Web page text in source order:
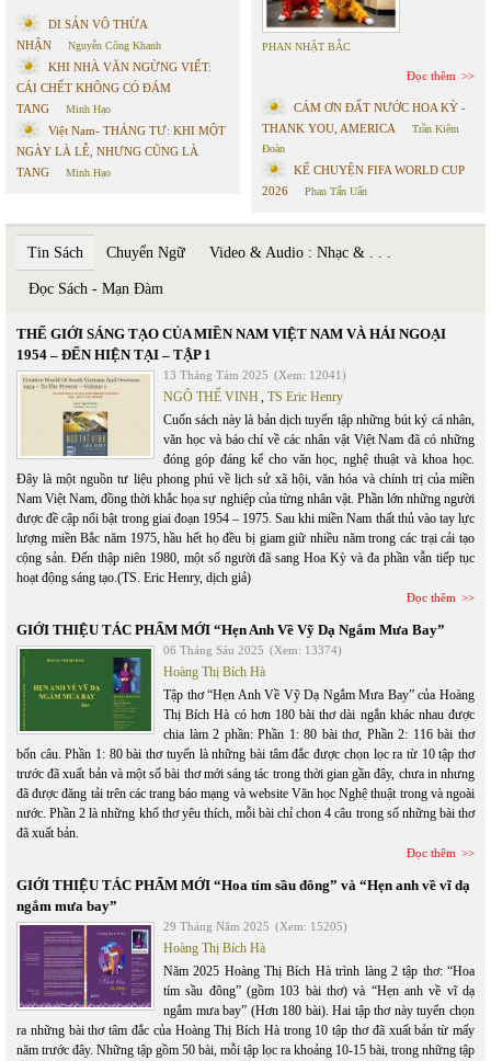
DI SẢN VÔ THỪA
NHẬN
Nguyễn Công Khanh
KHI NHÀ VĂN NGỪNG VIẾT:
CÁI CHẾT KHÔNG CÓ ĐÁM
TANG
Minh Hạo
Việt Nam- THÁNG TƯ: KHI MỘT
NGÀY LÀ LỄ, NHƯNG CŨNG LÀ
TANG
Minh Hạo
PHAN NHẬT BẮC
Đọc thêm
CÁM ƠN ĐẤT NƯỚC HOA KỲ -
THANK YOU, AMERICA
Trần Kiêm
Đoàn
KỂ CHUYỆN FIFA WORLD CUP
2026
Phan Tấn Uẩn
Tin Sách Chuyển Ngữ Video & Audio : Nhạc & . . .
Đọc Sách - Mạn Đàm
THẾ GIỚI SÁNG TẠO CỦA MIỀN NAM VIỆT NAM VÀ HẢI NGOẠI
1954 – ĐẾN HIỆN TẠI – TẬP 1
13 Tháng Tám 2025 (Xem: 12041)
NGÔ THẾ VINH, TS Eric Henry
Cuốn sách này là bản dịch tuyển tập những bút ký cá nhân,
văn học và báo chí về các nhân vật Việt Nam đã có những
đóng góp đáng kể cho văn học, nghệ thuật và khoa học.
Đây là một nguồn tư liệu phong phú về lịch sử xã hội, văn hóa và chính trị của miền
Nam Việt Nam, đồng thời khắc họa sự nghiệp của từng nhân vật. Phần lớn những người
được đề cập nổi bật trong giai đoạn 1954 – 1975. Sau khi miền Nam thất thủ vào tay lực
lượng miền Bắc năm 1975, hầu hết họ đều bị giam giữ nhiều năm trong các trại cải tạo
cộng sản. Đến thập niên 1980, một số người đã sang Hoa Kỳ và đa phần vẫn tiếp tục
hoạt động sáng tạo.(TS. Eric Henry, dịch giả)
Đọc thêm
GIỚI THIỆU TÁC PHẨM MỚI “Hẹn Anh Về Vỹ Dạ Ngắm Mưa Bay”
06 Tháng Sáu 2025 (Xem: 13374)
Hoàng Thị Bích Hà
Tập thơ “Hẹn Anh Về Vỹ Dạ Ngắm Mưa Bay” của Hoàng
Thị Bích Hà có hơn 180 bài thơ dài ngắn khác nhau được
chia làm 2 phần: Phần 1: 80 bài thơ, Phần 2: 116 bài thơ
bốn câu. Phần 1: 80 bài thơ tuyển là những bài tâm đắc được chọn lọc ra từ 10 tập thơ
trước đã xuất bản và một số bài thơ mới sáng tác trong thời gian gần đây, chưa in nhưng
đã được đăng tải trên các trang báo mạng và website Văn học Nghệ thuật trong và ngoài
nước. Phần 2 là những khổ thơ yêu thích, mỗi bài chỉ chon 4 câu trong số những bài thơ
đã xuất bản.
Đọc thêm
GIỚI THIỆU TÁC PHẨM MỚI “Hoa tím sầu đông” và “Hẹn anh về vĩ dạ
ngắm mưa bay”
29 Tháng Năm 2025 (Xem: 15205)
Hoàng Thị Bích Hà
Năm 2025 Hoàng Thị Bích Hà trình làng 2 tập thơ: “Hoa
tím sầu đông” (gồm 103 bài thơ) và “Hẹn anh về vĩ dạ
ngắm mưa bay” (Hơn 180 bài). Hai tập thơ này tuyển chọn
ra những bài thơ tâm đắc của Hoàng Thị Bích Hà trong 10 tập thơ đã xuất bản từ mấy
năm trước đây. Những tập gồm 50 bài, mỗi tập lọc ra khoảng 10-15 bài, trong những tập